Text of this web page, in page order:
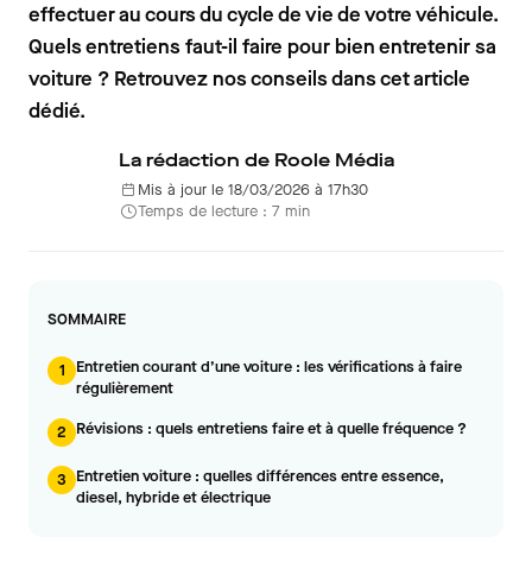
effectuer au cours du cycle de vie de votre véhicule.
Quels entretiens faut-il faire pour bien entretenir sa
voiture ? Retrouvez nos conseils dans cet article
dédié.
La rédaction de Roole Média
Mis à jour le 18/03/2026 à 17h30
Temps de lecture : 7 min
SOMMAIRE
1
Entretien courant d’une voiture : les vérifications à faire
régulièrement
2 Révisions : quels entretiens faire et à quelle fréquence ?
3 Entretien voiture : quelles différences entre essence,
diesel, hybride et électrique